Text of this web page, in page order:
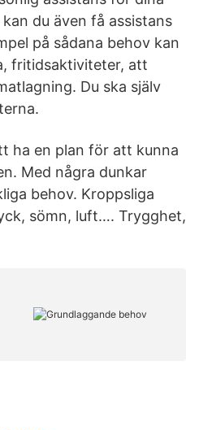
du även få assistans
på sådana behov kan
fritidsaktiviteter, att
Du ska själv
ha en plan för att kunna
Med några dunkar
behov. Kroppsliga
sömn, luft…. Trygghet,